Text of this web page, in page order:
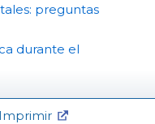
preguntas
durante el
Imprimir